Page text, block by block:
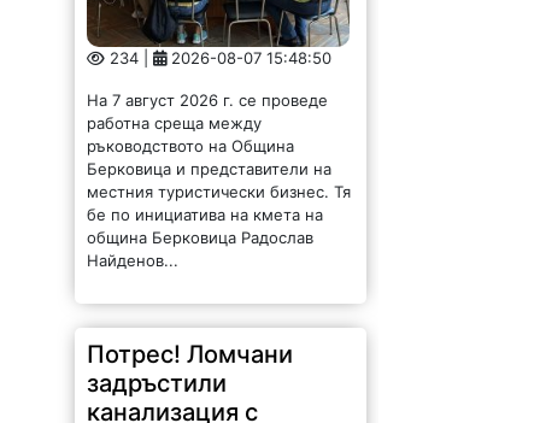
234 | 2026-08-07 15:48:50
На 7 август 2026 г. се проведе
работна среща между
ръководството на Община
Берковица и представители на
местния туристически бизнес. Тя
бе по инициатива на кмета на
община Берковица Радослав
Найденов...
Потрес! Ломчани
задръстили
канализация с